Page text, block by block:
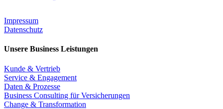
Impressum
Datenschutz
Unsere Business Leistungen
Kunde & Vertrieb
Service & Engagement
Daten & Prozesse
Business Consulting für Versicherungen
Change & Transformation